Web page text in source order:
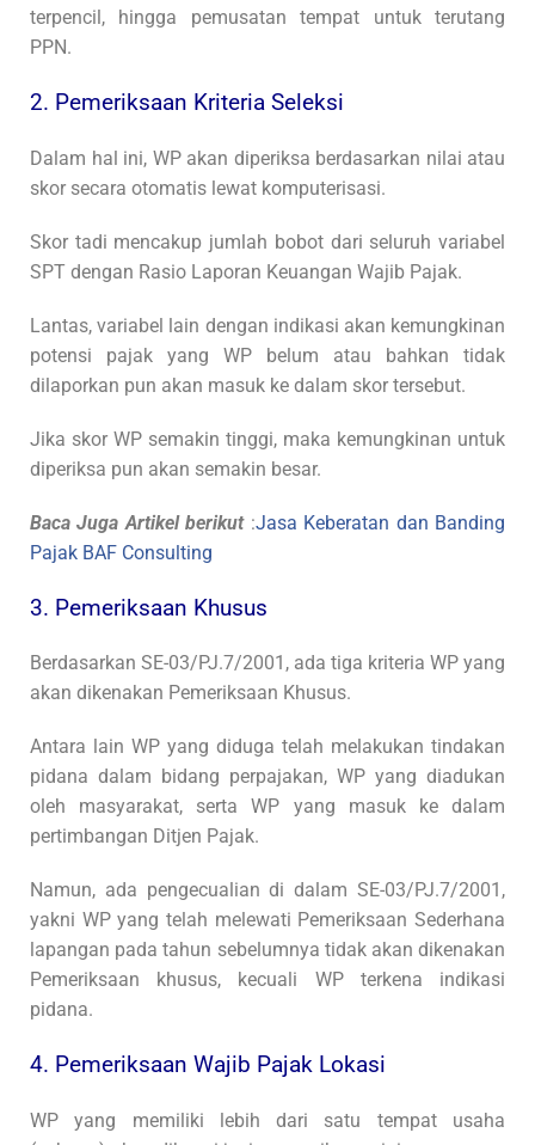
terpencil, hingga pemusatan tempat untuk terutang
PPN.
2. Pemeriksaan Kriteria Seleksi
Dalam hal ini, WP akan diperiksa berdasarkan nilai atau
skor secara otomatis lewat komputerisasi.
Skor tadi mencakup jumlah bobot dari seluruh variabel
SPT dengan Rasio Laporan Keuangan Wajib Pajak.
Lantas, variabel lain dengan indikasi akan kemungkinan
potensi pajak yang WP belum atau bahkan tidak
dilaporkan pun akan masuk ke dalam skor tersebut.
Jika skor WP semakin tinggi, maka kemungkinan untuk
diperiksa pun akan semakin besar.
Baca Juga Artikel berikut :Jasa Keberatan dan Banding
Pajak BAF Consulting
3. Pemeriksaan Khusus
Berdasarkan SE-03/PJ.7/2001, ada tiga kriteria WP yang
akan dikenakan Pemeriksaan Khusus.
Antara lain WP yang diduga telah melakukan tindakan
pidana dalam bidang perpajakan, WP yang diadukan
oleh masyarakat, serta WP yang masuk ke dalam
pertimbangan Ditjen Pajak.
Namun, ada pengecualian di dalam SE-03/PJ.7/2001,
yakni WP yang telah melewati Pemeriksaan Sederhana
lapangan pada tahun sebelumnya tidak akan dikenakan
Pemeriksaan khusus, kecuali WP terkena indikasi
pidana.
4. Pemeriksaan Wajib Pajak Lokasi
WP yang memiliki lebih dari satu tempat usaha